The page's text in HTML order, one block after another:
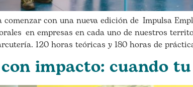
comenzar con una nueva edición de Impulsa
en empresas en cada uno de nuestros
120 horas teóricas y 180 horas de
impacto: cuando